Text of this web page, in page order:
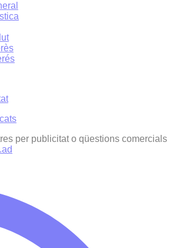
per publicitat o qüestions comercials